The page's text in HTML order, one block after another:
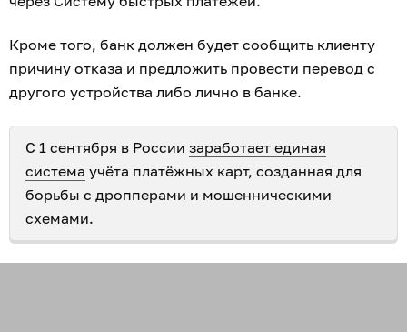
Кроме того, банк должен будет сообщить клиенту
причину отказа и предложить провести перевод с
другого устройства либо лично в банке.
С 1 сентября в России заработает единая
система учёта платёжных карт, созданная для
борьбы с дропперами и мошенническими
схемами.